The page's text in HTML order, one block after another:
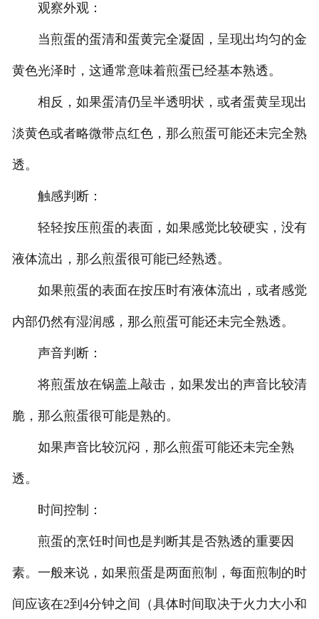
观察外观：
当煎蛋的蛋清和蛋黄完全凝固，呈现出均匀的金
黄色光泽时，这通常意味着煎蛋已经基本熟透。
相反，如果蛋清仍呈半透明状，或者蛋黄呈现出
淡黄色或者略微带点红色，那么煎蛋可能还未完全熟
透。
触感判断：
轻轻按压煎蛋的表面，如果感觉比较硬实，没有
液体流出，那么煎蛋很可能已经熟透。
如果煎蛋的表面在按压时有液体流出，或者感觉
内部仍然有湿润感，那么煎蛋可能还未完全熟透。
声音判断：
将煎蛋放在锅盖上敲击，如果发出的声音比较清
脆，那么煎蛋很可能是熟的。
如果声音比较沉闷，那么煎蛋可能还未完全熟
透。
时间控制：
煎蛋的烹饪时间也是判断其是否熟透的重要因
素。一般来说，如果煎蛋是两面煎制，每面煎制的时
间应该在2到4分钟之间（具体时间取决于火力大小和